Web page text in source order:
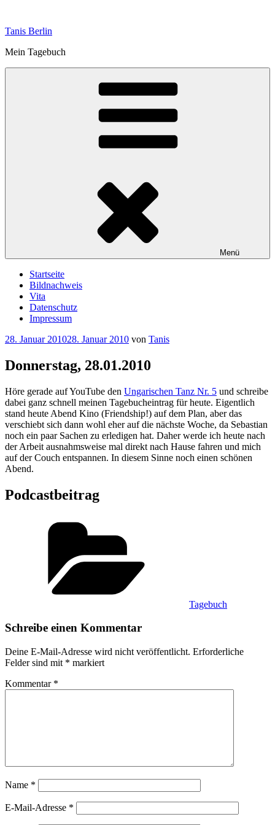
springen
Tanis Berlin
Mein Tagebuch
Menü
Startseite
Bildnachweis
Vita
Datenschutz
Impressum
Veröffentlicht
28. Januar 201028. Januar 2010 von Tanis
Donnerstag, 28.01.2010
Höre gerade auf YouTube den Ungarischen Tanz Nr. 5 und schreibe
dabei ganz schnell meinen Tagebucheintrag für heute. Eigentlich
stand heute Abend Kino (Friendship!) auf dem Plan, aber das
verschiebt sich dann wohl eher auf die nächste Woche, da Sebastian
noch ein paar Sachen zu erledigen hat. Daher werde ich heute nach
der Arbeit ausnahmsweise mal direkt nach Hause fahren und mich
auf der Couch entspannen. In diesem Sinne noch einen schönen
Abend.
Podcastbeitrag
Tagebuch
Schreibe einen Kommentar
Deine E-Mail-Adresse wird nicht veröffentlicht. Erforderliche
Felder sind mit * markiert
Kommentar *
Name *
E-Mail-Adresse *